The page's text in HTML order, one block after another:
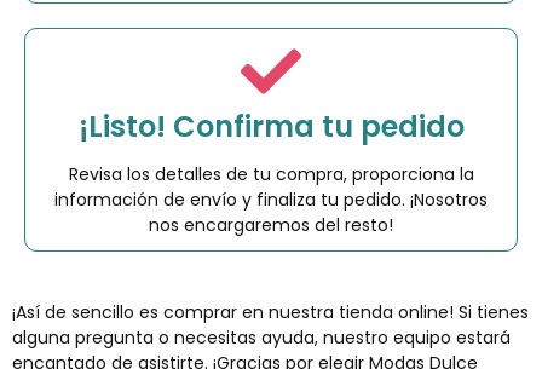
¡Listo! Confirma tu pedido
Revisa los detalles de tu compra, proporciona la
información de envío y finaliza tu pedido. ¡Nosotros
nos encargaremos del resto!
¡Así de sencillo es comprar en nuestra tienda online! Si tienes
alguna pregunta o necesitas ayuda, nuestro equipo estará
encantado de asistirte. ¡Gracias por elegir Modas Dulce